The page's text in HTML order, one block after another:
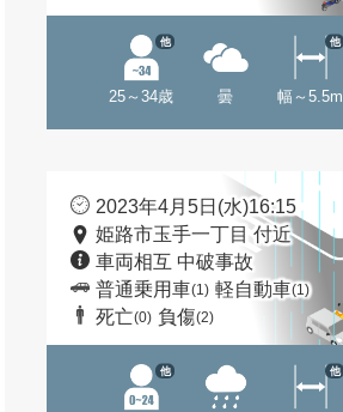
25～34歳
他
曇 幅～5.5m
他
2023年4月5日(水)16:15
姫路市玉手一丁目 付近
車両相互 中破事故
普通乗用車(1) 軽自動車(1)
死亡(0) 負傷(2)
他 他